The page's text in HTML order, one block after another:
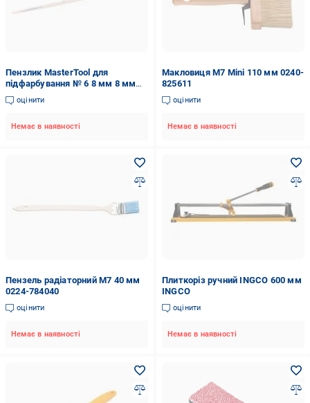
Пензлик MasterTool для
підфарбування № 6 8 мм 8 мм
91-3008
оцінити
Немає в наявності
Макловиця M7 Mini 110 мм 0240-
825611
оцінити
Немає в наявності
Пензель радіаторний M7 40 мм
0224-784040
оцінити
Немає в наявності
Плиткоріз ручний INGCO 600 мм
INGCO
оцінити
Немає в наявності